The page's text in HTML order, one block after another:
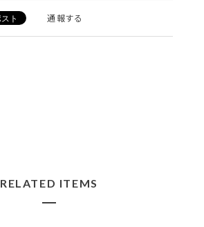
通報する
RELATED ITEMS